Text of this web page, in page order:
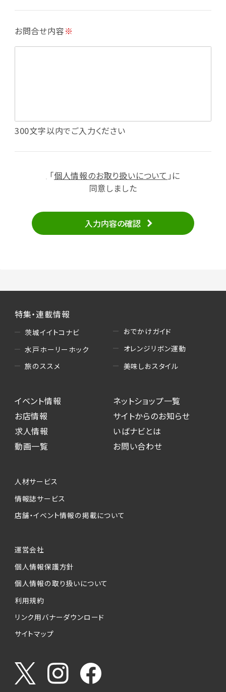
・メールマガジンの配信
・本サービスに関する規約等の変更の通知
・投稿したクチコミ情報、写真の本サービスへの
・メールマガジン、お知らせ、広告等の配信
（2）ユーザーからのお問い合わせへの対応
せの内容確認、返答
・当サービスの品質改善
・読者プレゼント、アンケート等、当サービスが実
施するキャンペーンの抽選、当選者への連絡及
び発送 ・ユーザーの趣向や属性情報等の分析
（5）広告主への問い合わせ・応募等への対応
・本サービスを通じて求人広告に応募した際の
選考に関する連絡
・本サービスを通じて店舗への来店予約を登録
した際の内容確認、返答
本サービスが収集する個人情報は、ご本人の意
ービスの実施にあたりそれぞれ必要となる項目
を入力いただかない場合は、各々のサービスを
個人情報の第三者への提供について
当社は、以下の提供先に対して個人情報を提供
します。
(1)お客様が求人応募フォームより個人情報を
送信した事業主（広告主）への提供
お客様が求職活動・応募等を行った企業による
うやりとり・情報提供（採否・合否の検討を含み
ます）
お問合せ内容※
300文字以内でご入力ください
「個人情報のお取り扱いについて 」に
同意しました
入力内容の確認
特集・連載情報
茨城イイトコナビ
水戸ホーリーホック
旅のススメ
おでかけガイド
オレンジリボン運動
美味しおスタイル
イベント情報
お店情報
求人情報
動画一覧
ネットショップ一覧
サイトからのお知らせ
いばナビとは
お問い合わせ
人材サービス
情報誌サービス
店舗・イベント情報の掲載について
運営会社
個人情報保護方針
個人情報の取り扱いについて
利用規約
リンク用バナーダウンロード
サイトマップ